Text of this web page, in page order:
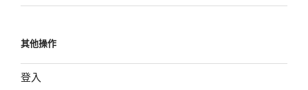
其他操作
登入